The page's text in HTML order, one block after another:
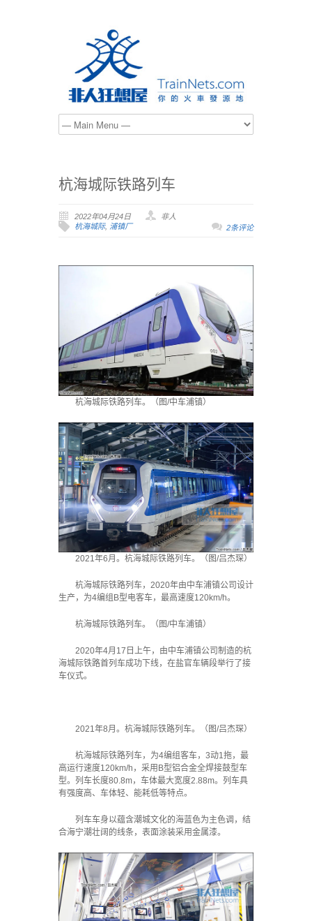
杭海城际铁路列车
2022年04月24日
非人
杭海城际, 浦镇厂 2条评论
杭海城际铁路列车。（图/中车浦镇）
2021年6月。杭海城际铁路列车。（图/吕杰琛）
杭海城际铁路列车，2020年由中车浦镇公司设计
生产，为4编组B型电客车，最高速度120km/h。
杭海城际铁路列车。（图/中车浦镇）
2020年4月17日上午，由中车浦镇公司制造的杭
海城际铁路首列车成功下线，在盐官车辆段举行了接
车仪式。
2021年8月。杭海城际铁路列车。（图/吕杰琛）
杭海城际铁路列车，为4编组客车，3动1拖，最
高运行速度120km/h，采用B型铝合金全焊接鼓型车
型。列车长度80.8m，车体最大宽度2.88m。列车具
有强度高、车体轻、能耗低等特点。
列车车身以蕴含潮城文化的海蓝色为主色调，结
合海宁潮壮阔的线条，表面涂装采用金属漆。